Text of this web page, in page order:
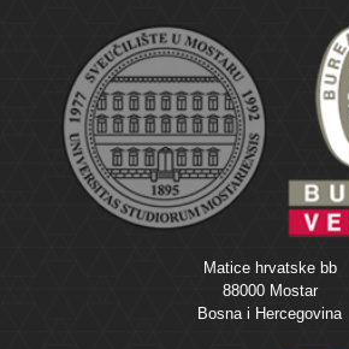
Matice hrvatske bb
88000 Mostar
Bosna i Hercegovina